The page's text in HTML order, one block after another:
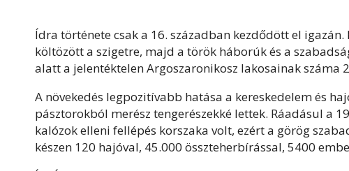
Ídra története csak a 16. században kezdődött el
költözött a szigetre, majd a török háborúk és a
alatt a jelentéktelen Argoszaronikosz lakosainak száma
A növekedés legpozitívabb hatása a kereskedelem és
pásztorokból merész tengerészekké lettek. Ráadásul a
kalózok elleni fellépés korszaka volt, ezért a görög
készen 120 hajóval, 45.000 összteherbírással, 5400